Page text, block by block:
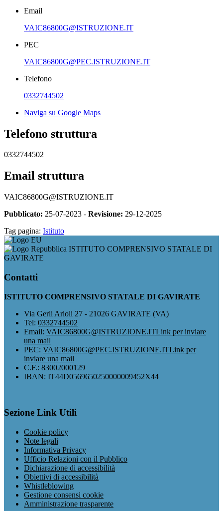
Email
VAIC86800G@ISTRUZIONE.IT
PEC
VAIC86800G@PEC.ISTRUZIONE.IT
Telefono
0332744502
Naviga su Google Maps
Telefono struttura
0332744502
Email struttura
VAIC86800G@ISTRUZIONE.IT
Pubblicato: 25-07-2023 - Revisione: 29-12-2025
Tag pagina: Istituto
ISTITUTO COMPRENSIVO STATALE DI
GAVIRATE
Contatti
ISTITUTO COMPRENSIVO STATALE DI GAVIRATE
Via Gerli Arioli 27 - 21026 GAVIRATE (VA)
Tel: 0332744502
Email: VAIC86800G@ISTRUZIONE.ITLink per inviare
una mail
PEC: VAIC86800G@PEC.ISTRUZIONE.ITLink per
inviare una mail
C.F.: 83002000129
IBAN: IT44D0569650250000009452X44
Sezione Link Utili
Cookie policy
Note legali
Informativa Privacy
Ufficio Relazioni con il Pubblico
Dichiarazione di accessibilità
Obiettivi di accessibilità
Whistleblowing
Gestione consensi cookie
Amministrazione trasparente